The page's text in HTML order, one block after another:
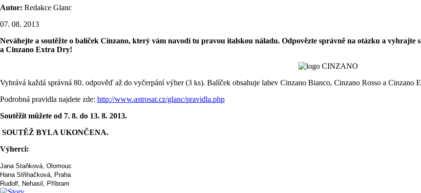
Autor: Redakce Glanc
07. 08. 2013
Neváhejte a soutěžte o balíček Cinzano, který vám navodí tu pravou italskou náladu. Odpovězte správně na otázku a
a Cinzano Extra Dry!
Vyhrává každá správná 80. odpověď až do vyčerpání výher (3 ks). Balíček obsahuje lahev Cinzano Bianco, Cinzano Rosso a Cinzano
Podrobná pravidla najdete zde: http://www.astrosat.cz/glanc/pravidla.php
Soutěžit můžete od 7. 8. do 13. 8. 2013.
SOUTĚŽ BYLA UKONČENA.
Výherci:
Jana Staňková, Olomouc
Hana Střihačková, Praha
Rudolf, Nehasil, Příbram